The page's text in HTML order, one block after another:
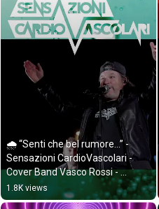
🌧️ “Senti che bel rumore…” -
Sensazioni CardioVascolari -
Cover Band Vasco Rossi -
Ancona
1.8K views